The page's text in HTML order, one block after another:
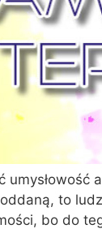
umysłowość
to
bo do